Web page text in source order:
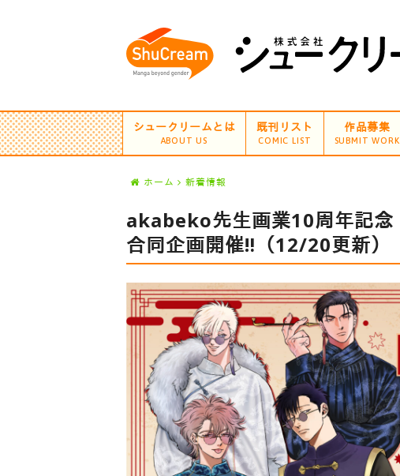
シュークリームとは
ABOUT US
既刊リスト
COMIC LIST
作品募集
SUBMIT WORK
ホーム 新着情報
akabeko先生画業10周年記念
合同企画開催‼︎（12/20更新）